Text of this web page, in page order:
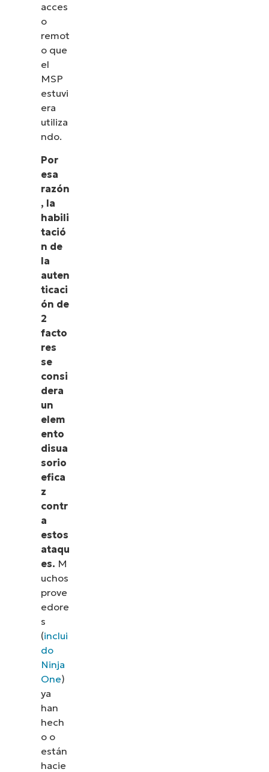
acces
o
remot
o que
el
MSP
estuvi
era
utiliza
ndo.
Por
esa
razón
, la
habili
tació
n de
la
auten
ticaci
ón de
2
facto
res
se
consi
dera
un
elem
ento
disua
sorio
efica
z
contr
a
estos
ataqu
es. M
uchos
prove
edore
s
(inclui
do
Ninja
One)
ya
han
hech
o o
están
hacie